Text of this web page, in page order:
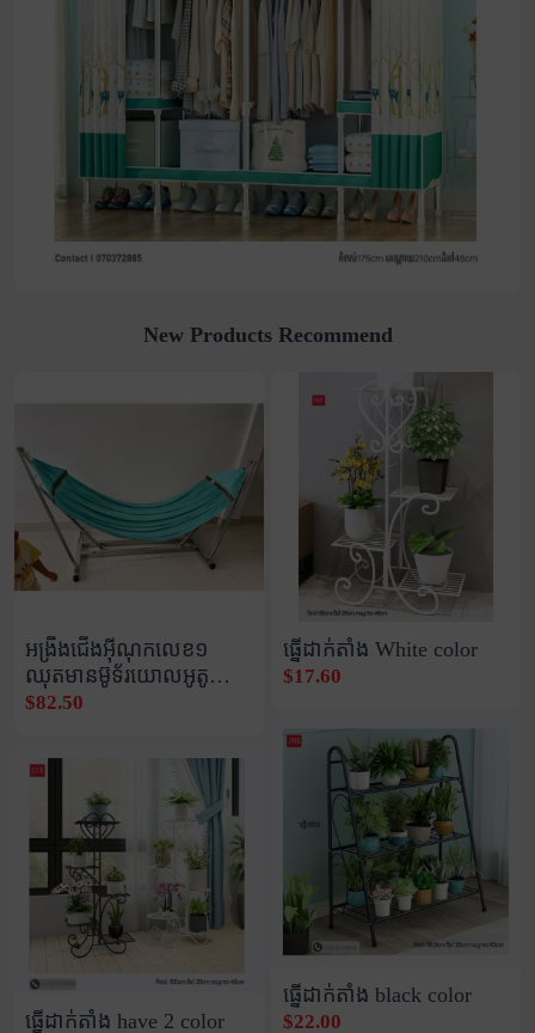
New Products Recommend
អង្រឹងជើងអុីណុកលេខ១
ឈុតមានម៊ូទ័រយោលអូតូ
1ឈុត
$82.50
ធ្នើដាក់តាំង have 2 color
ធ្នើដាក់តាំង White color
$17.60
ធ្នើដាក់តាំង black color
$22.00